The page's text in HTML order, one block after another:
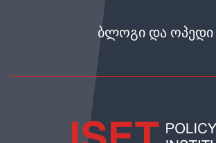
ᲑᲚᲝᲒᲘ ᲓᲐ ᲝᲞᲔᲓᲘ